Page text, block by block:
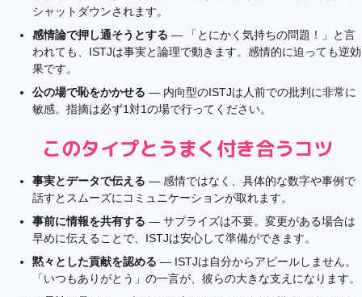
シャットダウンされます。
感情論で押し通そうとする — 「とにかく気持ちの問題！」と言
われても、ISTJは事実と論理で動きます。感情的に迫っても逆効
果です。
公の場で恥をかかせる — 内向型のISTJは人前での批判に非常に
敏感。指摘は必ず1対1の場で行ってください。
このタイプとうまく付き合うコツ
事実とデータで伝える — 感情ではなく、具体的な数字や事例で
話すとスムーズにコミュニケーションが取れます。
事前に情報を共有する — サプライズは不要。変更がある場合は
早めに伝えることで、ISTJは安心して準備ができます。
黙々とした貢献を認める — ISTJは自分からアピールしません。
「いつもありがとう」の一言が、彼らの大きな支えになります。